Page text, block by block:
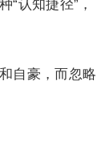
认知捷径”，
自豪，而忽略